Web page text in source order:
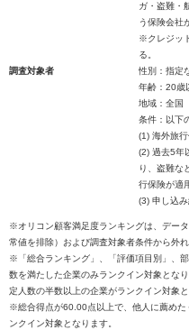
ガ・盗難・
う保険会社
※クレジッ
る。
調査対象者
性別：指定
年齢：20歳
地域：全国
条件：以下
(1) 海外旅
(2) 過去5年
り、盗難な
行保険が適
(3) 申し込
※オリコン顧客満足度ランキングは、デー
常値を排除）および調査対象者条件から外
※「総合ランキング」、「評価項目別」、
数を満たした企業のみランクイン対象とな
定人数の半数以上の企業がランクイン対象と
※総合得点が60.00点以上で、他人に薦めた
ンクイン対象となります。